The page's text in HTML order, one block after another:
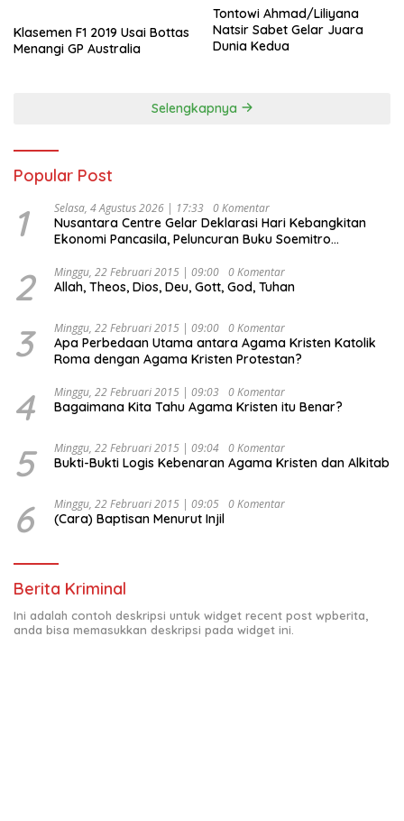
Klasemen F1 2019 Usai Bottas
Menangi GP Australia
Tontowi Ahmad/Liliyana
Natsir Sabet Gelar Juara
Dunia Kedua
Selengkapnya
Popular Post
1 Selasa, 4 Agustus 2026 | 17:33 0 Komentar
Nusantara Centre Gelar Deklarasi Hari Kebangkitan
Ekonomi Pancasila, Peluncuran Buku Soemitro
Ekonomi Politik Indonesia) & Simposium Nasional
“Urgensi Undang-Undang Perekonomian Nasional dan
Indonesia Emas 2045”,
2 Minggu, 22 Februari 2015 | 09:00 0 Komentar
Allah, Theos, Dios, Deu, Gott, God, Tuhan
3 Minggu, 22 Februari 2015 | 09:00 0 Komentar
Apa Perbedaan Utama antara Agama Kristen Katolik
Roma dengan Agama Kristen Protestan?
4 Minggu, 22 Februari 2015 | 09:03 0 Komentar
Bagaimana Kita Tahu Agama Kristen itu Benar?
5 Minggu, 22 Februari 2015 | 09:04 0 Komentar
Bukti-Bukti Logis Kebenaran Agama Kristen dan Alkitab
6 Minggu, 22 Februari 2015 | 09:05 0 Komentar
(Cara) Baptisan Menurut Injil
Berita Kriminal
Ini adalah contoh deskripsi untuk widget recent post wpberita,
anda bisa memasukkan deskripsi pada widget ini.